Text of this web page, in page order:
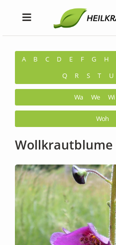
A B C D E F G H
Q
R S T U
Wa We Wi
Woh
Wollkrautblume